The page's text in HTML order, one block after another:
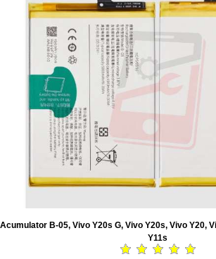
Acumulator B-05, Vivo Y20s G, Vivo Y20s, Vivo Y20,
Y11s